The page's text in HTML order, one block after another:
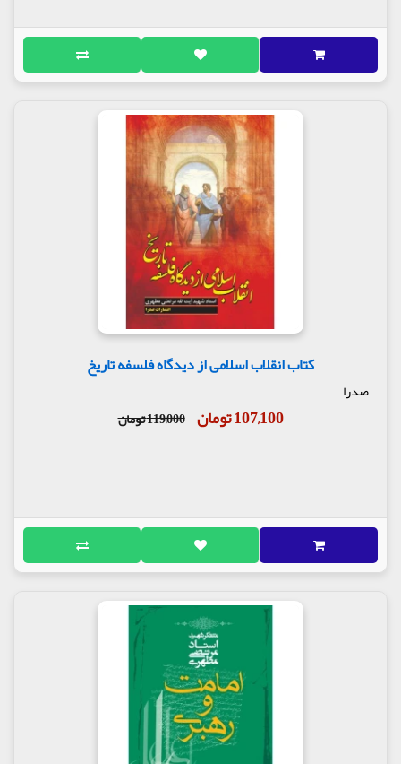
کتاب انقلاب اسلامی از دیدگاه فلسفه تاریخ
صدرا
107,100 تومان 119,000 تومان